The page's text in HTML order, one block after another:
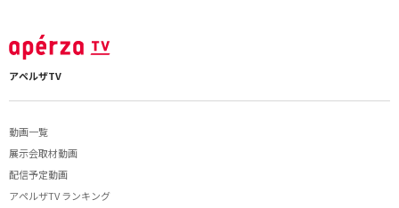
アペルザTV
動画一覧
展示会取材動画
配信予定動画
アペルザTV ランキング